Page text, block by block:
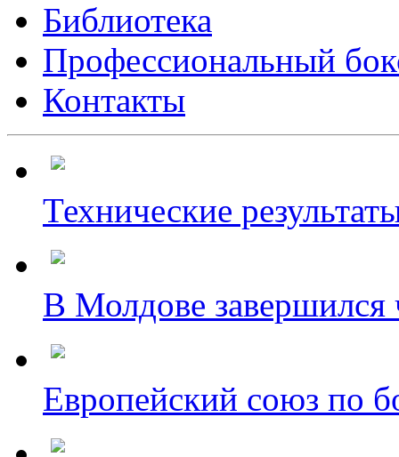
Библиотека
Профессиональный
Контакты
Технические
В Молдове завершился
Европейский союз по